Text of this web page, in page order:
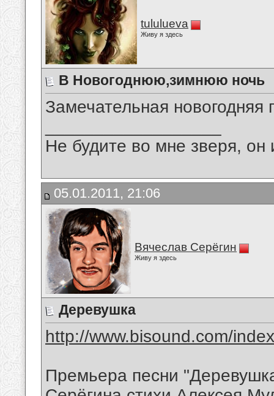
tululueva
Живу я здесь
В Новогоднюю,зимнюю ночь
Замечательная
Не будите во мне зверя, он
05.01.2011, 21:06
Вячеслав Серёгин
Живу я здесь
Деревушка
http://www.bisound.com/
Премьера песни